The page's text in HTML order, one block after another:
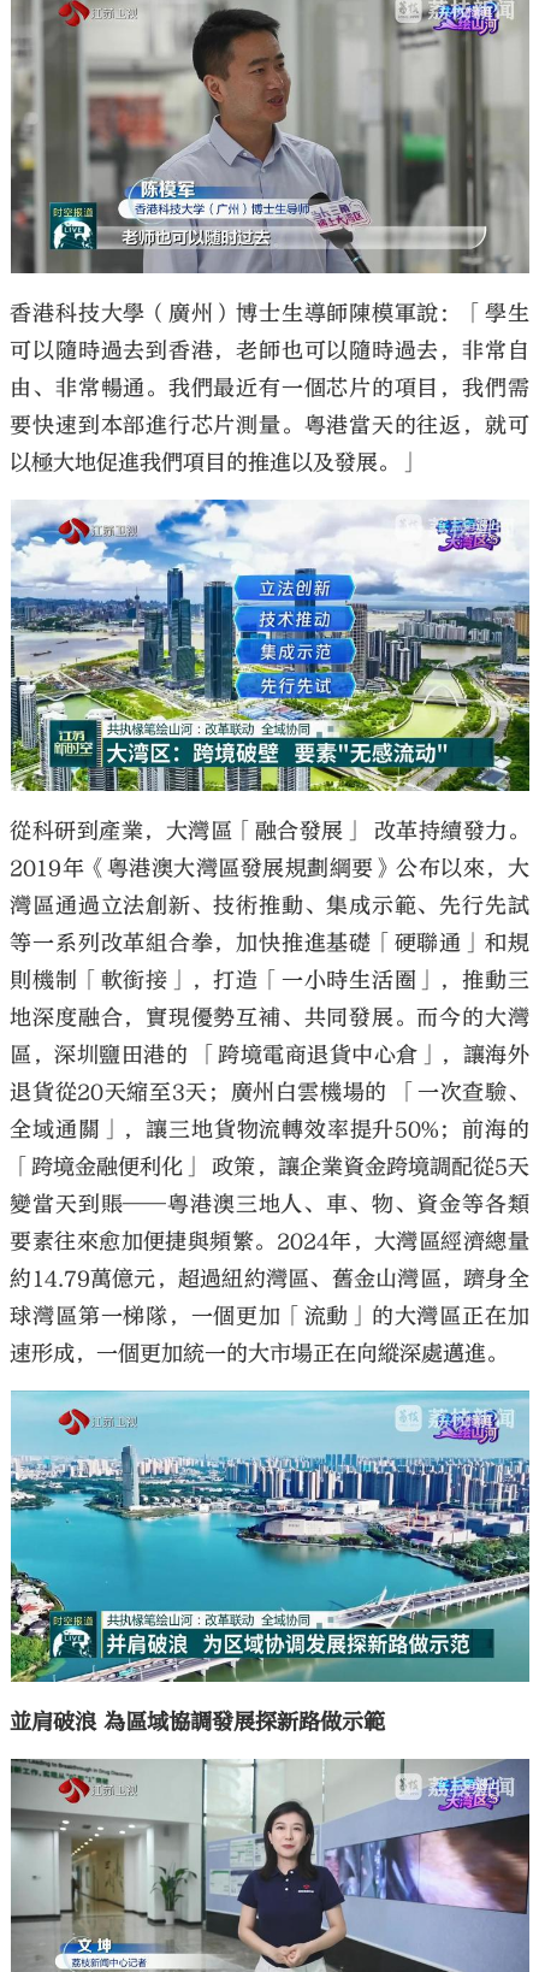
香港科技大學（廣州）博士生導師陳模軍說：「學生
可以隨時過去到香港，老師也可以隨時過去，非常自
由、非常暢通。我們最近有一個芯片的項目，我們需
要快速到本部進行芯片測量。粵港當天的往返，就可
以極大地促進我們項目的推進以及發展。」
從科研到產業，大灣區「融合發展」 改革持續發力。
2019年《粵港澳大灣區發展規劃綱要》公布以來，大
灣區通過立法創新、技術推動、集成示範、先行先試
等一系列改革組合拳，加快推進基礎「硬聯通」和規
則機制「軟銜接」，打造「一小時生活圈」，推動三
地深度融合，實現優勢互補、共同發展。而今的大灣
區，深圳鹽田港的 「跨境電商退貨中心倉」，讓海外
退貨從20天縮至3天；廣州白雲機場的 「一次查驗、
全域通關」，讓三地貨物流轉效率提升50%；前海的
「跨境金融便利化」 政策，讓企業資金跨境調配從5天
變當天到賬——粵港澳三地人、車、物、資金等各類
要素往來愈加便捷與頻繁。2024年，大灣區經濟總量
約14.79萬億元，超過紐約灣區、舊金山灣區，躋身全
球灣區第一梯隊，一個更加「流動」的大灣區正在加
速形成，一個更加統一的大市場正在向縱深處邁進。
並肩破浪 為區域協調發展探新路做示範